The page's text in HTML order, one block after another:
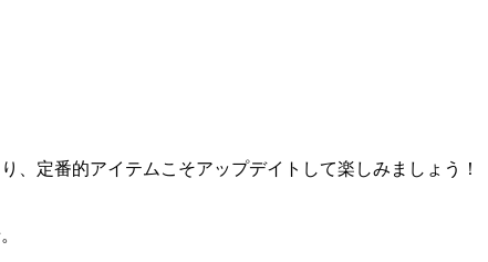
定番的アイテムこそアップデイトして楽しみましょう！